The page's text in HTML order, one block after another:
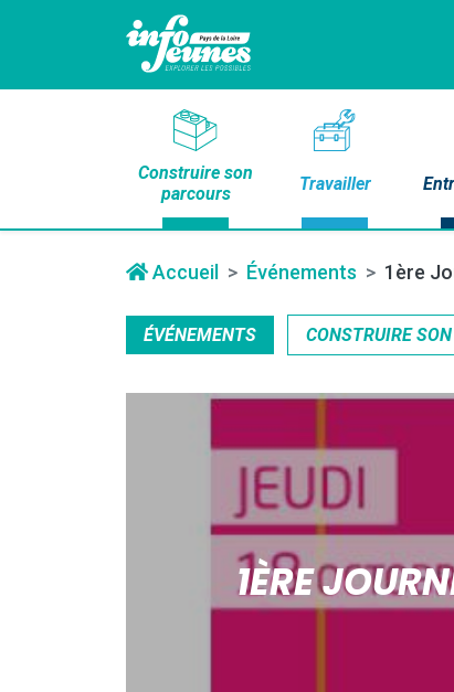
Construire son
parcours
Travailler
Accueil Événements 1ère
ÉVÉNEMENTS CONSTRUIRE
1ÈRE